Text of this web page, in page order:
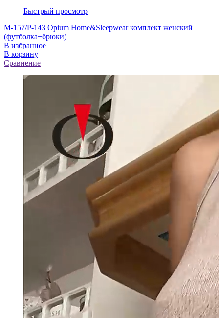
Быстрый просмотр
M-157/P-143 Opium Home&Sleepwear комплект женский
(футболка+брюки)
В избранное
В корзину
Сравнение